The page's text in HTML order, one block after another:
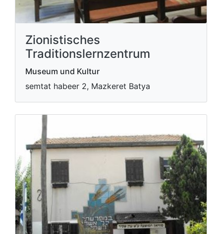
Zionistisches
Traditionslernzentrum
Museum und Kultur
semtat habeer 2, Mazkeret Batya